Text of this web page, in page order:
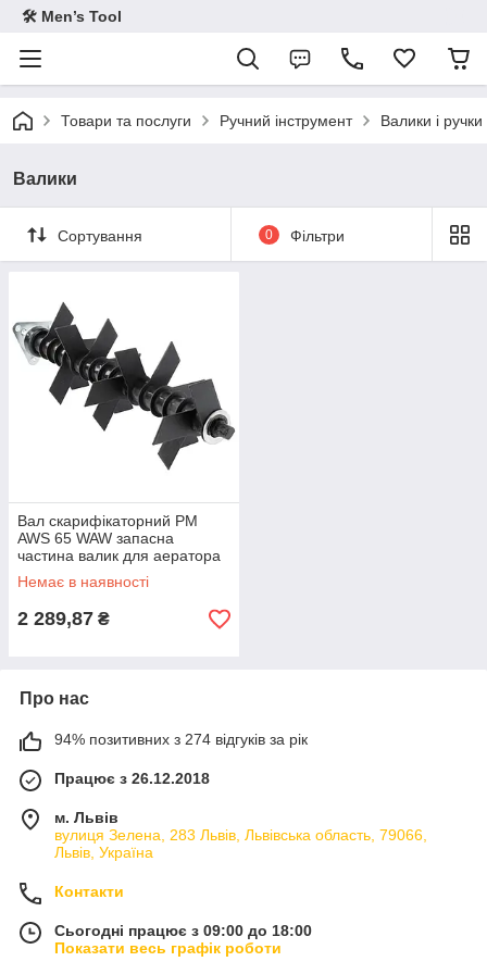
🛠 Men’s Tool
Товари та послуги Ручний інструмент Валики і
Валики
Сортування 0 Фільтри
Вал скарифікаторний PM
AWS 65 WAW запасна
частина валик для аератора
комплект вала скарифікатора
Немає в наявності
2 289,87 ₴
Про нас
94% позитивних з 274 відгуків за рік
Працює з 26.12.2018
м. Львів
вулиця Зелена, 283 Львів, Львівська область, 79066,
Львів, Україна
Контакти
Сьогодні працює з 09:00 до 18:00
Показати весь графік роботи